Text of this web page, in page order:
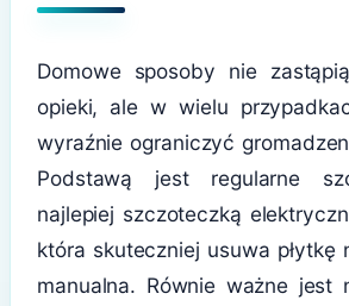
Domowe sposoby nie
opieki, ale w wielu
wyraźnie ograniczyć
Podstawą jest regularne
najlepiej szczoteczką
która skuteczniej usuwa płytkę
manualna. Równie ważne jest